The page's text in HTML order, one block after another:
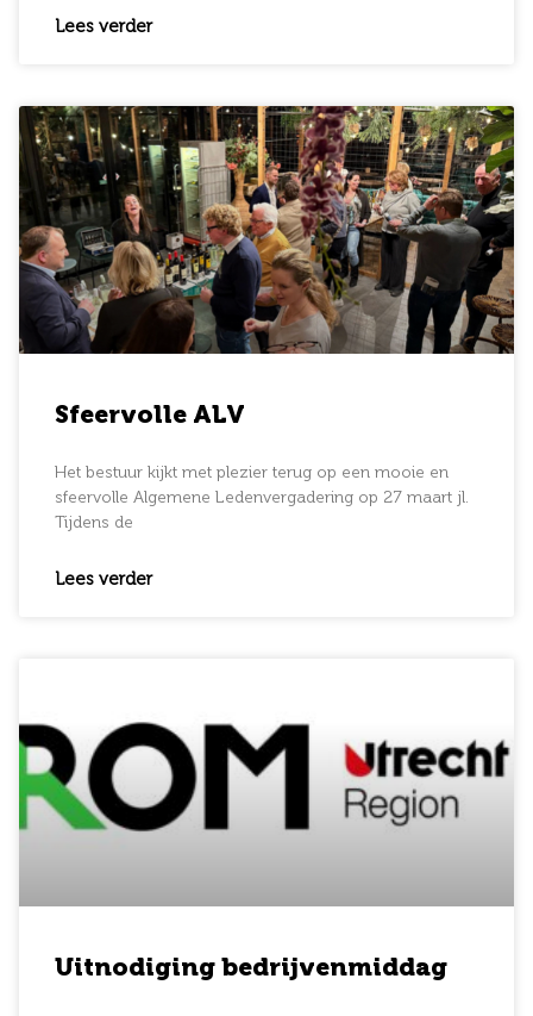
Lees verder
Sfeervolle ALV
Het bestuur kijkt met plezier terug op een mooie en
sfeervolle Algemene Ledenvergadering op 27 maart jl.
Tijdens de
Lees verder
Uitnodiging bedrijvenmiddag